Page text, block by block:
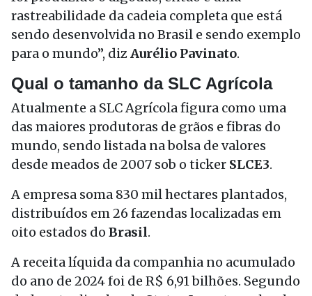
rastreabilidade da cadeia completa que está
sendo desenvolvida no Brasil e sendo exemplo
para o mundo”, dizAurélio Pavinato.
Qual o tamanho da SLC Agrícola
Atualmente a SLC Agrícola figura como uma
das maiores produtoras de grãos e fibras do
mundo, sendo listada na bolsa de valores
desde meados de 2007 sob o ticker SLCE3.
A empresa soma 830 mil hectares plantados,
distribuídos em 26 fazendas localizadas em
oito estados do Brasil.
A receita líquida da companhia no acumulado
do ano de 2024 foi de R$ 6,91 bilhões. Segundo